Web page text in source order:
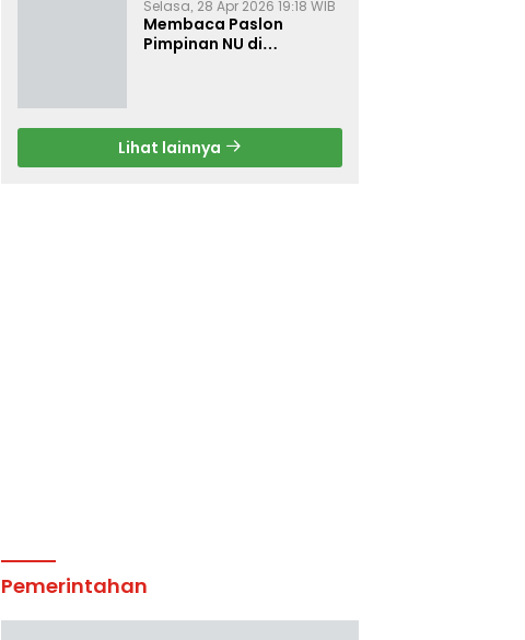
Selasa, 28 Apr 2026 19:18 WIB
Membaca Paslon
Pimpinan NU di
Lihat lainnya
Pemerintahan